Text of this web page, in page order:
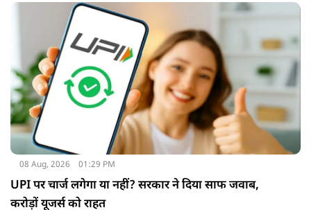
08 Aug, 2026 01:29 PM
UPI पर चार्ज लगेगा या नहीं? सरकार ने दिया साफ जवाब,
करोड़ों यूजर्स को राहत